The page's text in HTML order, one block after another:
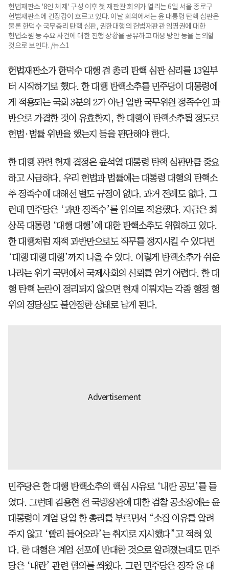
헌법재판소 '8인 체제' 구성 이후 첫 재판관 회의가 열리는 6일 서울 종로구
헌법재판소에 긴장감이 흐르고 있다. 이날 회의에서는 윤 대통령 탄핵 심판은
물론 한덕수 국무총리 탄핵 심판, 권한대행의 헌법재판관 임명권에 대한
헌법소원 등 주요 사건에 대한 진행 상황을 공유하고 대응 방안 등을 논의할
것으로 보인다. /뉴스1
헌법재판소가 한덕수 대행 겸 총리 탄핵 심판 심리를 13일부
터 시작하기로 했다. 한 대행 탄핵소추를 민주당이 대통령에
게 적용되는 국회 3분의 2가 아닌 일반 국무위원 정족수인 과
반으로 가결한 것이 유효한지, 한 대행이 탄핵소추될 정도로
헌법·법률 위반을 했는지 등을 판단해야 한다.
한 대행 관련 헌재 결정은 윤석열 대통령 탄핵 심판만큼 중요
하고 시급하다. 우리 헌법과 법률에는 대통령 대행의 탄핵소
추 정족수에 대해선 별도 규정이 없다. 과거 전례도 없다. 그
런데 민주당은 ‘과반 정족수’를 임의로 적용했다. 지금은 최
상목 대통령 ‘대행 대행’에 대한 탄핵소추도 위협하고 있다.
한 대행처럼 재적 과반만으로도 직무를 정지시킬 수 있다면
‘대행 대행 대행’까지 나올 수 있다. 이렇게 탄핵소추가 쉬운
나라는 위기 국면에서 국제사회의 신뢰를 얻기 어렵다. 한 대
행 탄핵 논란이 정리되지 않으면 현재 이뤄지는 각종 행정 행
위의 정당성도 불안정한 상태로 남게 된다.
민주당은 한 대행 탄핵소추의 핵심 사유로 ‘내란 공모’를 들
었다. 그런데 김용현 전 국방장관에 대한 검찰 공소장에는 윤
대통령이 계엄 당일 한 총리를 부르면서 “소집 이유를 알려
주지 않고 ‘빨리 들어오라’는 취지로 지시했다”고 적혀 있
다. 한 대행은 계엄 선포에 반대한 것으로 알려졌는데도 민주
당은 ‘내란’ 관련 혐의를 씌웠다. 그런 민주당은 정작 윤 대